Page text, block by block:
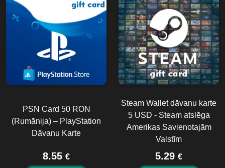
PSN Card 50 RON
(Rumānija) – PlayStation
Dāvanu Karte
8.55 €
Steam Wallet dāvanu karte
5 USD - Steam atslēga
Amerikas Savienotajām
Valstīm
5.29 €